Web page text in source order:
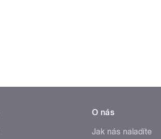
O nás
Jak nás naladíte